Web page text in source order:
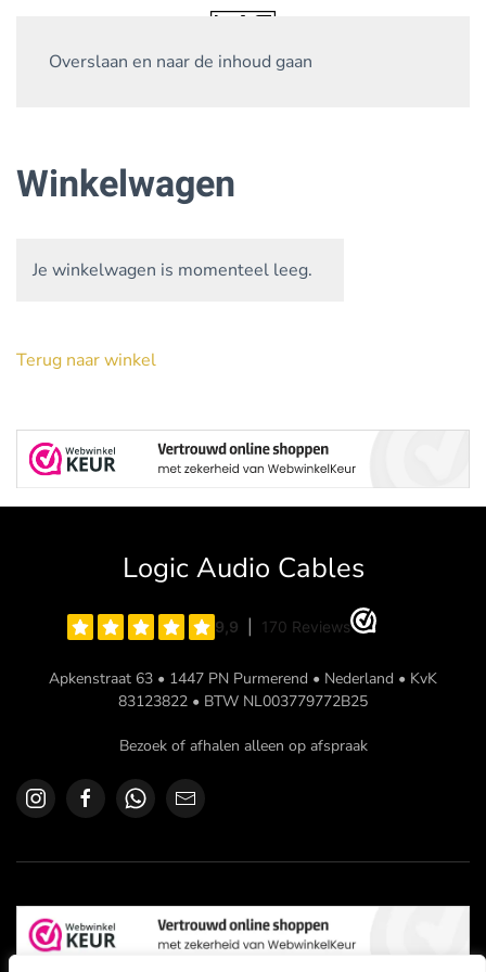
Overslaan en naar de inhoud gaan
Winkelwagen
Je winkelwagen is momenteel leeg.
Terug naar winkel
Logic Audio Cables
Apkenstraat 63 • 1447 PN Purmerend • Nederland • KvK
83123822 • BTW NL003779772B25
Bezoek of afhalen alleen op afspraak